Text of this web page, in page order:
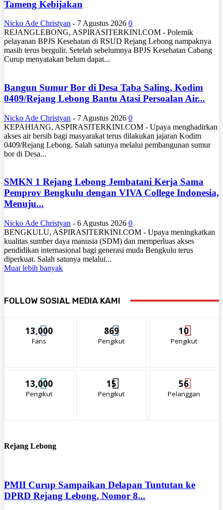
Tameng Kebijakan
Nicko Ade Christyan - 7 Agustus 2026 0
REJANGLEBONG, ASPIRASITERKINI.COM - Polemik
pelayanan BPJS Kesehatan di RSUD Rejang Lebong nampaknya
masih terus bergulir. Setelah sebelumnya BPJS Kesehatan Cabang
Curup menyatakan belum dapat...
Bangun Sumur Bor di Desa Taba Saling, Kodim
0409/Rejang Lebong Bantu Atasi Persoalan Air...
Nicko Ade Christyan - 7 Agustus 2026 0
KEPAHIANG, ASPIRASITERKINI.COM - Upaya menghadirkan
akses air bersih bagi masyarakat terus dilakukan jajaran Kodim
0409/Rejang Lebong. Salah satunya melalui pembangunan sumur
bor di Desa...
SMKN 1 Rejang Lebong Jembatani Kerja Sama
Pemprov Bengkulu dengan VIVA College Indonesia,
Menuju...
Nicko Ade Christyan - 6 Agustus 2026 0
BENGKULU, ASPIRASITERKINI.COM - Upaya meningkatkan
kualitas sumber daya manusia (SDM) dan memperluas akses
pendidikan internasional bagi generasi muda Bengkulu terus
diperkuat. Salah satunya melalui...
Muat lebih banyak
FOLLOW SOSIAL MEDIA KAMI
13,000
Fans
869
Pengikut
10
Pengikut
13,000
Pengikut
15
Pengikut
56
Pelanggan
Rejang Lebong
PMII Curup Sampaikan Delapan Tuntutan ke
DPRD Rejang Lebong, Nomor 8...